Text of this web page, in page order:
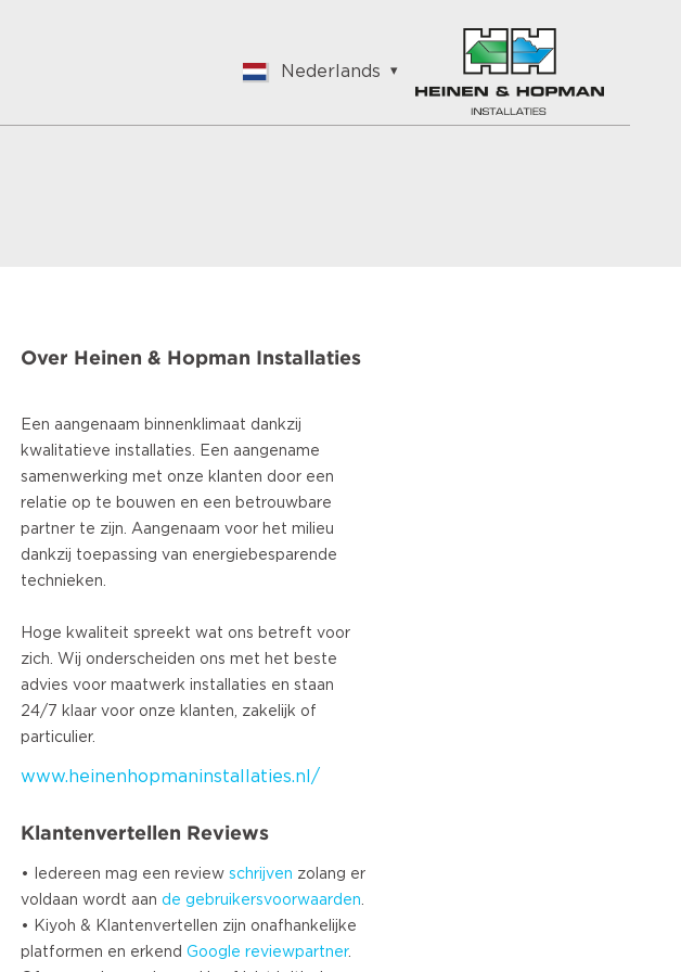
Nederlands
Nederlands
Turkish
Over Heinen & Hopman Installaties
Een aangenaam binnenklimaat dankzij
kwalitatieve installaties. Een aangename
samenwerking met onze klanten door een
relatie op te bouwen en een betrouwbare
partner te zijn. Aangenaam voor het milieu
dankzij toepassing van energiebesparende
technieken.
Hoge kwaliteit spreekt wat ons betreft voor
zich. Wij onderscheiden ons met het beste
advies voor maatwerk installaties en staan
24/7 klaar voor onze klanten, zakelijk of
www.heinenhopmaninstallaties.nl/
Klantenvertellen Reviews
• Iedereen mag een review schrijven zolang er
voldaan wordt aan de gebruikersvoorwaarden.
• Kiyoh & Klantenvertellen zijn onafhankelijke
platformen en erkend Google reviewpartner.